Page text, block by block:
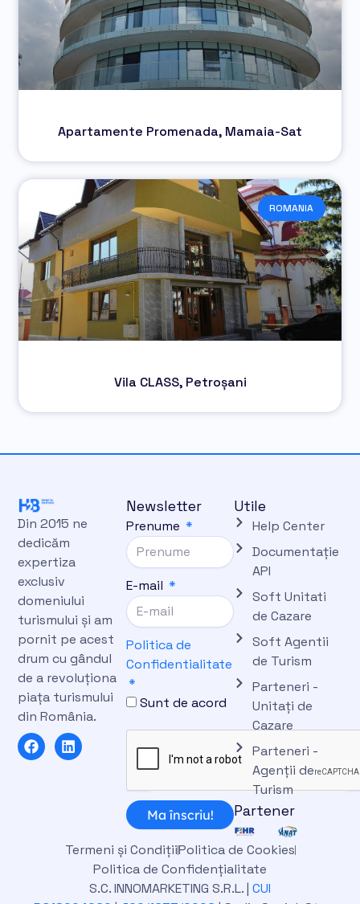
Apartamente Promenada, Mamaia-Sat
ROMANIA
Vila CLASS, Petroșani
Din 2015 ne
dedicăm
expertiza
exclusiv
domeniului
turismului și am
pornit pe acest
drum cu gândul
de a revoluționa
piața turismului
din România.
F
a
L
i
Newsletter
Prenume
E-mail
Politica de
Confidentialitate
Sunt de acord
Ma înscriu!
Utile
Help Center
Documentație
API
Soft Unitati
de Cazare
Soft Agentii
de Turism
Parteneri -
Unitați de
Cazare
Parteneri -
Agenții de
Turism
Partener
Termeni și CondițiiPolitica de Cookies
Politica de Confidențialitate
S.C. INNOMARKETING S.R.L. | CUI